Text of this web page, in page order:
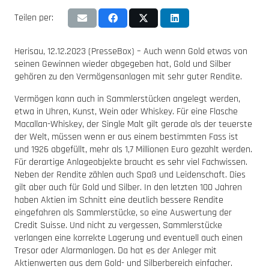
Teilen per:
Herisau, 12.12.2023 (PresseBox) – Auch wenn Gold etwas von
seinen Gewinnen wieder abgegeben hat, Gold und Silber
gehören zu den Vermögensanlagen mit sehr guter Rendite.
Vermögen kann auch in Sammlerstücken angelegt werden,
etwa in Uhren, Kunst, Wein oder Whiskey. Für eine Flasche
Macallan-Whiskey, der Single Malt gilt gerade als der teuerste
der Welt, müssen wenn er aus einem bestimmten Fass ist
und 1926 abgefüllt, mehr als 1,7 Millionen Euro gezahlt werden.
Für derartige Anlageobjekte braucht es sehr viel Fachwissen.
Neben der Rendite zählen auch Spaß und Leidenschaft. Dies
gilt aber auch für Gold und Silber. In den letzten 100 Jahren
haben Aktien im Schnitt eine deutlich bessere Rendite
eingefahren als Sammlerstücke, so eine Auswertung der
Credit Suisse. Und nicht zu vergessen, Sammlerstücke
verlangen eine korrekte Lagerung und eventuell auch einen
Tresor oder Alarmanlagen. Da hat es der Anleger mit
Aktienwerten aus dem Gold- und Silberbereich einfacher.